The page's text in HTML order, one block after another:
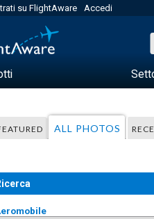
su FlightAware Accedi
ALL PHOTOS